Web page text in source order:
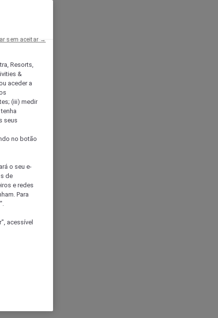
Resorts,
&
aceder a
(iii) medir
seus
no botão
o seu e-
de
e redes
Para
acessível
sem aceitar →